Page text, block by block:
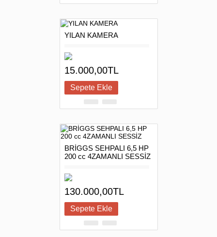
YILAN KAMERA
15.000,00TL
BRİGGS SEHPALI 6,5 HP
200 cc 4ZAMANLI SESSİZ
130.000,00TL